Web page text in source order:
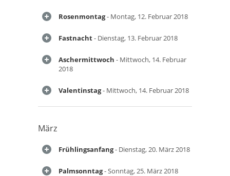
Rosenmontag- Montag, 12. Februar 2018
Fastnacht- Dienstag, 13. Februar 2018
Aschermittwoch - Mittwoch, 14. Februar
2018
Valentinstag- Mittwoch, 14. Februar 2018
März
Frühlingsanfang- Dienstag, 20. März 2018
Palmsonntag- Sonntag, 25. März 2018